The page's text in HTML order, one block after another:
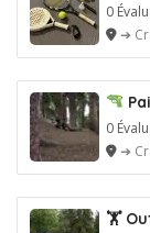
0
➔
0
➔
🏋️